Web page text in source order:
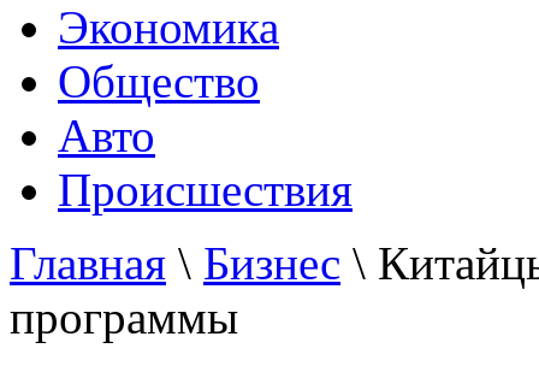
Экономика
Общество
Авто
Происшествия
Главная \ Бизнес \
программы